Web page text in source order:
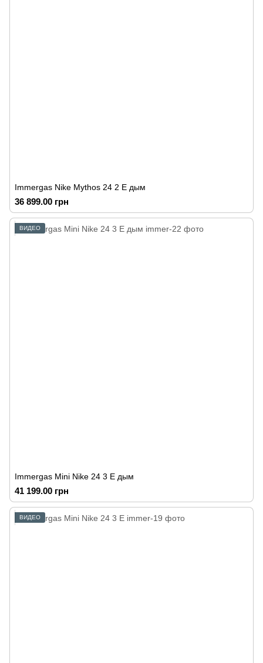
Immergas Nike Mythos 24 2 E дым
36 899.00 грн
ВИДЕО
Immergas Mini Nike 24 3 E дым
41 199.00 грн
ВИДЕО